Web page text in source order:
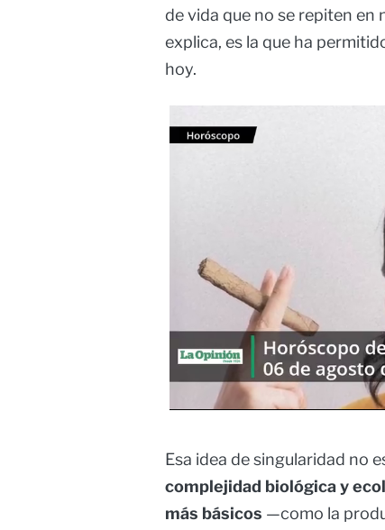
de vida que no se repiten en
explica, es la que ha
hoy.
Esa idea de singularidad no
complejidad biológica y
más básicos —como la